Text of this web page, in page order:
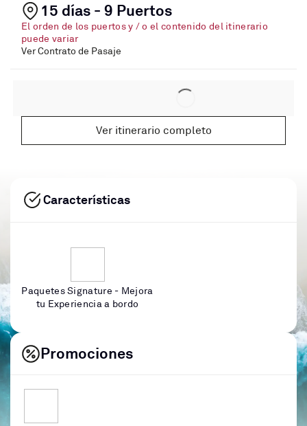
15 días - 9 Puertos
El orden de los puertos y / o el contenido del itinerario
puede variar
Ver Contrato de Pasaje
Ver itinerario completo
Características
Paquetes Signature - Mejora
tu Experiencia a bordo
Promociones